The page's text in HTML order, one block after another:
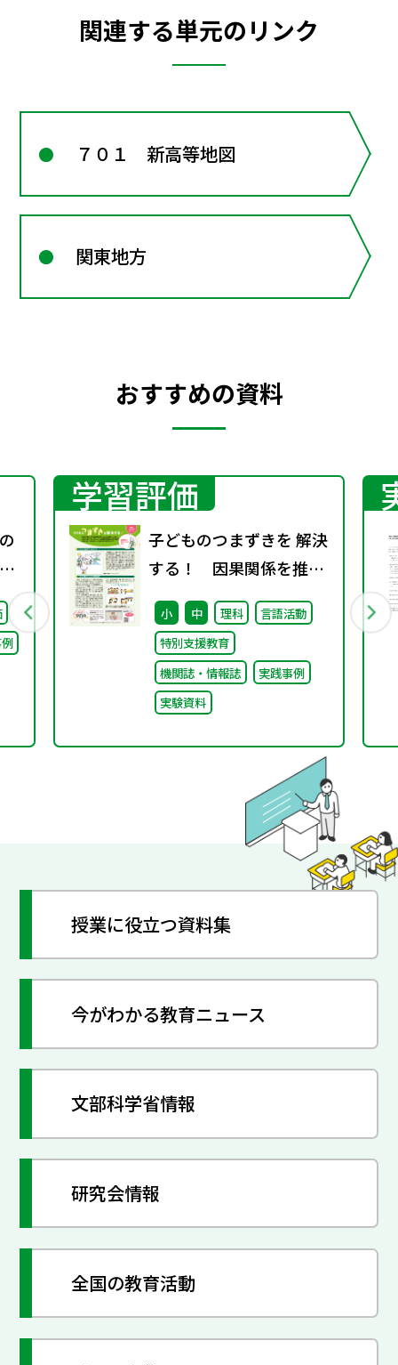
関連する単元のリンク
７０１ 新高等地図
関東地方
おすすめの資料
学習評価
子どものつまずきを 解決
する！ 因果関係を推測
するのが苦手
小 中 理科
言語活動
特別支援教育
機関誌・情報誌
実践事例
実験資料
授業に役立つ資料集
今がわかる教育ニュース
文部科学省情報
研究会情報
全国の教育活動